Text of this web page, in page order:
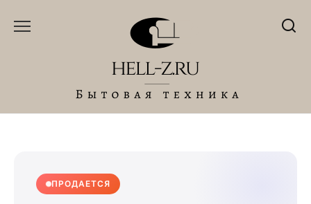
ПРОДАЕТСЯ